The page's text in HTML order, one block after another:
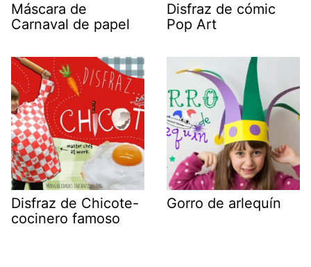
Máscara de
Carnaval de papel
Disfraz de cómic
Pop Art
Disfraz de Chicote-
cocinero famoso
Gorro de arlequín